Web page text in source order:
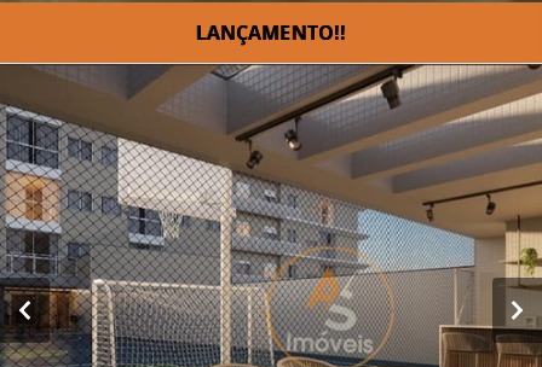
LANÇAMENTO!!